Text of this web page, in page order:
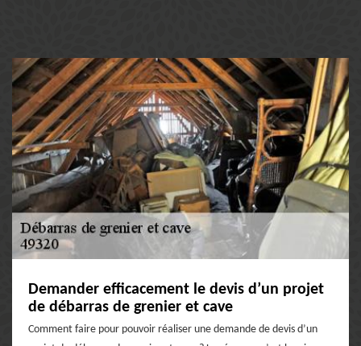
Demander efficacement le devis d’un projet
de débarras de grenier et cave
Comment faire pour pouvoir réaliser une demande de devis d’un